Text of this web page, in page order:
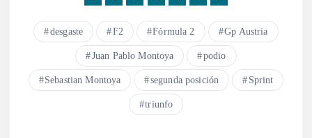
desgaste F2 Fórmula 2 Gp Austria
Juan Pablo Montoya podio
Sebastian Montoya segunda posición Sprint
triunfo